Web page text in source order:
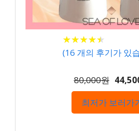
★★★★★
★★★★★
(16 개의 후기가 있
80,000원
최저가 보러가